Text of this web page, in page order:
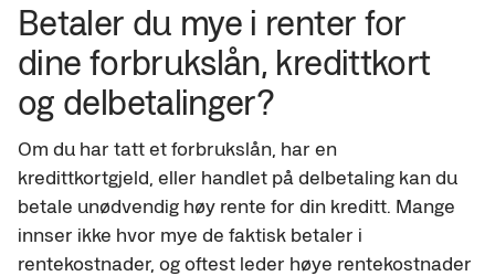
Betaler du mye i renter for
dine forbrukslån, kredittkort
og delbetalinger?
Om du har tatt et forbrukslån, har en
kredittkortgjeld, eller handlet på delbetaling kan du
betale unødvendig høy rente for din kreditt. Mange
innser ikke hvor mye de faktisk betaler i
rentekostnader, og oftest leder høye rentekostnader